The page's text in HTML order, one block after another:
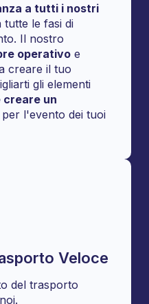
a tutti i nostri
tutte le fasi di
Il nostro
operativo e
creare il tuo
gli elementi
creare un
per l'evento dei tuoi
Veloce
del trasporto